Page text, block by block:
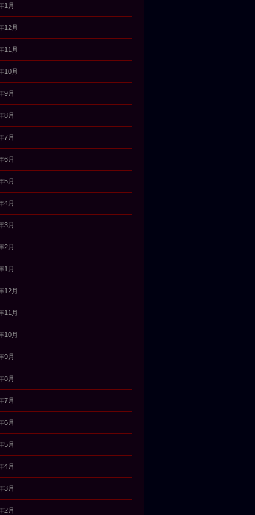
1月
12月
11月
10月
9月
8月
7月
6月
5月
4月
3月
2月
1月
12月
11月
10月
9月
8月
7月
6月
5月
4月
3月
2月